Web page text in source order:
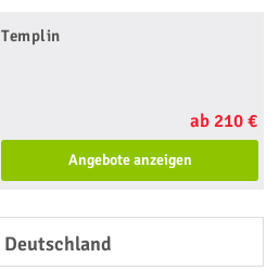
Templin
ab 210 €
Angebote anzeigen
Deutschland